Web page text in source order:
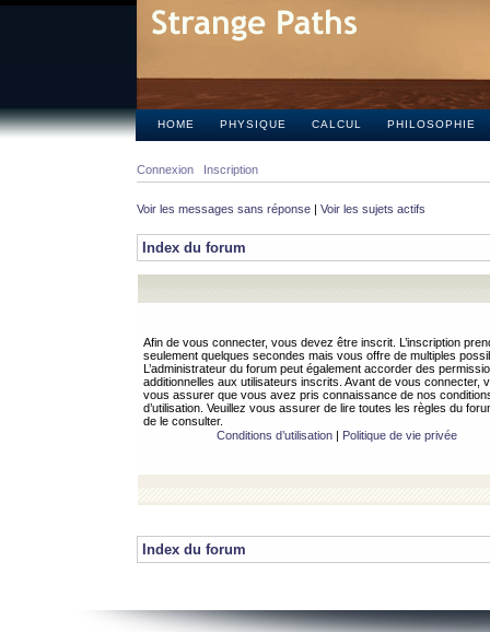
HOME PHYSIQUE CALCUL PHILOSOPHIE
Connexion Inscription
Voir les messages sans réponse | Voir les sujets actifs
Index du forum
Afin de vous connecter, vous devez être inscrit. L’inscription
seulement quelques secondes mais vous offre de multiples
L’administrateur du forum peut également accorder des
additionnelles aux utilisateurs inscrits. Avant de vous connecter,
vous assurer que vous avez pris connaissance de nos
d’utilisation. Veuillez vous assurer de lire toutes les règles du
de le consulter.
Conditions d’utilisation| Politique de vie privée
Index du forum